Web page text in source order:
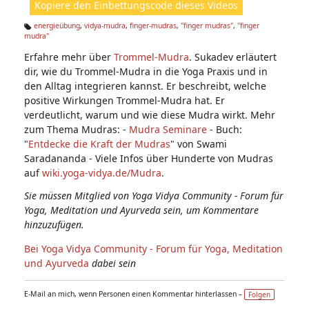
n:
Kopiere den Einbettungscode dieses Videos
Ta
s:
energieübung, vidya-mudra, finger-mudras, "finger mudras", "finger
mudra"
Erfahre mehr über Trommel-Mudra. Sukadev erläutert
dir, wie du Trommel-Mudra in die Yoga Praxis und in
den Alltag integrieren kannst. Er beschreibt, welche
positive Wirkungen Trommel-Mudra hat. Er
verdeutlicht, warum und wie diese Mudra wirkt. Mehr
zum Thema Mudras: - Mudra Seminare - Buch:
"Entdecke die Kraft der Mudras" von Swami
Saradananda - Viele Infos über Hunderte von Mudras
aufwiki.yoga-vidya.de/Mudra.
Sie müssen Mitglied von Yoga Vidya Community - Forum für
Yoga, Meditation und Ayurveda sein, um Kommentare
hinzuzufügen.
Bei Yoga Vidya Community - Forum für Yoga, Meditation
und Ayurveda dabei sein
E-Mail an mich, wenn Personen einen Kommentar hinterlassen – Folgen